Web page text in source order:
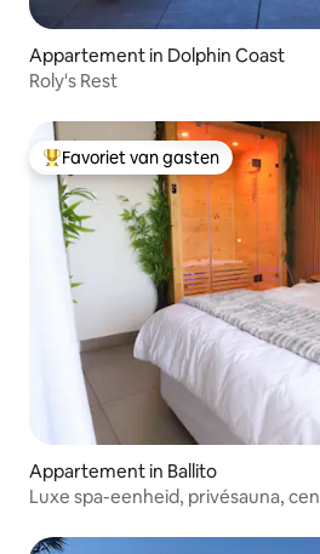
Appartement in Dolphin Coast
Roly's Rest
Topfavoriet van gasten
Favoriet van gasten
Appartement in Ballito
Luxe spa-eenheid, privésauna,